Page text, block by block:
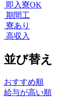
即入寮OK
期間工
寮あり
高収入
並び替え
おすすめ順
給与が高い順